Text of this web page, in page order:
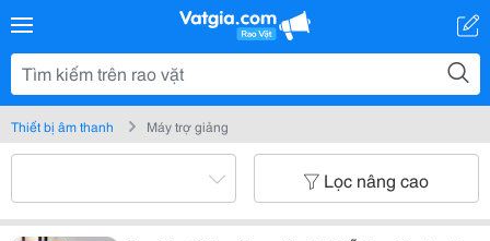
Thiết bị âm thanh Máy trợ giảng
Lọc nâng cao